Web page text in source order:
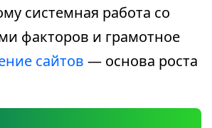
системная работа со
факторов и грамотное
сайтов — основа роста